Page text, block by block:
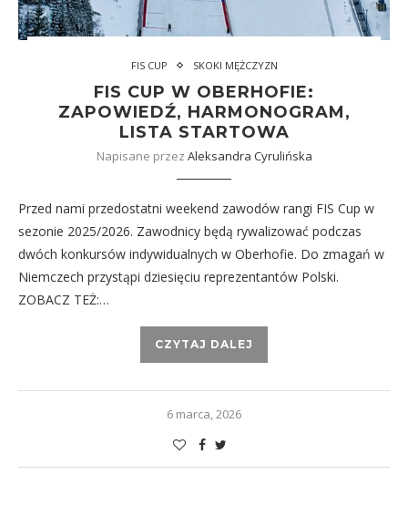
FIS CUP SKOKI MĘŻCZYZN
FIS CUP W OBERHOFIE:
ZAPOWIEDŹ, HARMONOGRAM,
LISTA STARTOWA
Napisane przez Aleksandra Cyrulińska
Przed nami przedostatni weekend zawodów rangi FIS Cup w
sezonie 2025/2026. Zawodnicy będą rywalizować podczas
dwóch konkursów indywidualnych w Oberhofie. Do zmagań w
Niemczech przystąpi dziesięciu reprezentantów Polski.
ZOBACZ TEŻ:…
CZYTAJ DALEJ
6 marca, 2026